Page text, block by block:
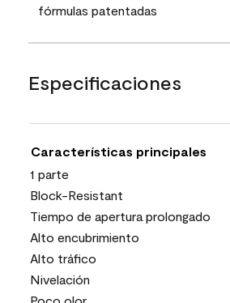
fórmulas patentadas
Especificaciones
Características principales
1 parte
Block-Resistant
Tiempo de apertura prolongado
Alto encubrimiento
Alto tráfico
Nivelación